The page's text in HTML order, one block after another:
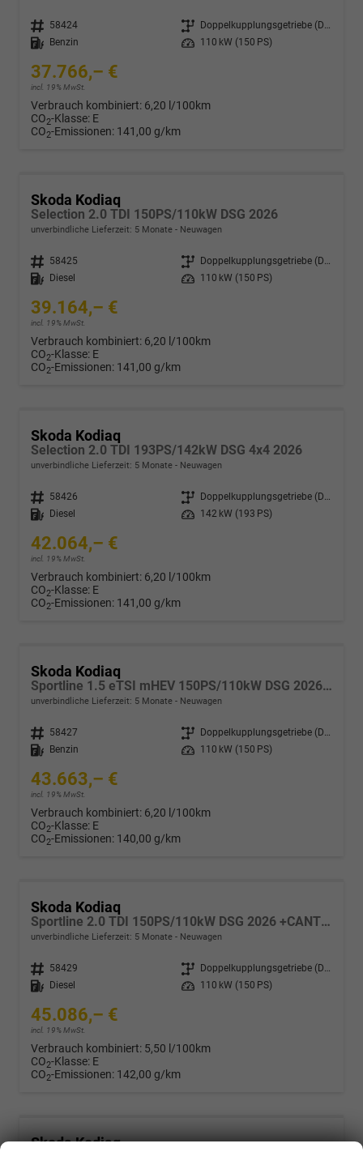
Fahrzeugnr. 58424 Getriebe
Doppelkupplungsgetriebe (DSG)
Kraftstoff
Benzin Leistung 110 kW (150 PS)
37.766,– €
incl. 19% MwSt.
Verbrauch kombiniert: 6,20 l/100km
CO2-Klasse: E
CO2-Emissionen: 141,00 g/km
Skoda Kodiaq
Selection 2.0 TDI 150PS/110kW DSG 2026
unverbindliche Lieferzeit: 5 Monate Neuwagen
Fahrzeugnr. 58425 Getriebe
Doppelkupplungsgetriebe (DSG)
Kraftstoff
Diesel Leistung 110 kW (150 PS)
39.164,– €
incl. 19% MwSt.
Verbrauch kombiniert: 6,20 l/100km
CO2-Klasse: E
CO2-Emissionen: 141,00 g/km
Skoda Kodiaq
Selection 2.0 TDI 193PS/142kW DSG 4x4 2026
unverbindliche Lieferzeit: 5 Monate Neuwagen
Fahrzeugnr. 58426 Getriebe
Doppelkupplungsgetriebe (DSG)
Kraftstoff
Diesel Leistung 142 kW (193 PS)
42.064,– €
incl. 19% MwSt.
Verbrauch kombiniert: 6,20 l/100km
CO2-Klasse: E
CO2-Emissionen: 141,00 g/km
Skoda Kodiaq
Sportline 1.5 eTSI mHEV 150PS/110kW DSG 2026 +CANTON+CONVENIENCE PLUS+PERFORMANCE+AKUSTIK
unverbindliche Lieferzeit: 5 Monate Neuwagen
Fahrzeugnr. 58427 Getriebe
Doppelkupplungsgetriebe (DSG)
Kraftstoff
Benzin Leistung 110 kW (150 PS)
43.663,– €
incl. 19% MwSt.
Verbrauch kombiniert: 6,20 l/100km
CO2-Klasse: E
CO2-Emissionen: 140,00 g/km
Skoda Kodiaq
Sportline 2.0 TDI 150PS/110kW DSG 2026 +CANTON+CONVENIENCE PLUS+PERFORMANCE+AKUSTIK
unverbindliche Lieferzeit: 5 Monate Neuwagen
Fahrzeugnr. 58429 Getriebe
Doppelkupplungsgetriebe (DSG)
Kraftstoff
Diesel Leistung 110 kW (150 PS)
45.086,– €
incl. 19% MwSt.
Verbrauch kombiniert: 5,50 l/100km
CO2-Klasse: E
CO2-Emissionen: 142,00 g/km
Skoda Kodiaq